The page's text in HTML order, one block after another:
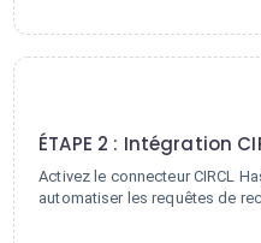
ÉTAPE 2 : Intégration
Activez le connecteur CIRCL
automatiser les requêtes de